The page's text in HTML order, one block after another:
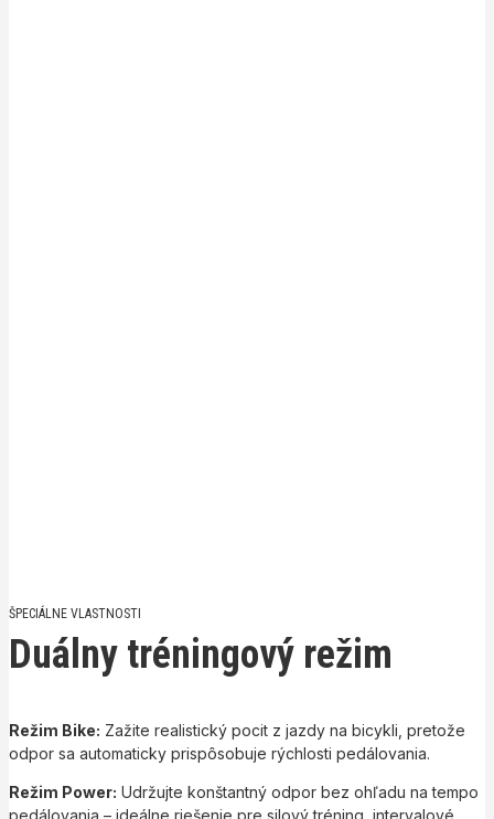
ŠPECIÁLNE VLASTNOSTI
Duálny tréningový režim
Režim Bike: Zažite realistický pocit z jazdy na bicykli, pretože
odpor sa automaticky prispôsobuje rýchlosti pedálovania.
Režim Power: Udržujte konštantný odpor bez ohľadu na tempo
pedálovania – ideálne riešenie pre silový tréning, intervalové